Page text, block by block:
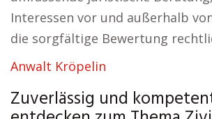
Interessen vor und außerhalb
die sorgfältige Bewertung
Anwalt Kröpelin
Zuverlässig und